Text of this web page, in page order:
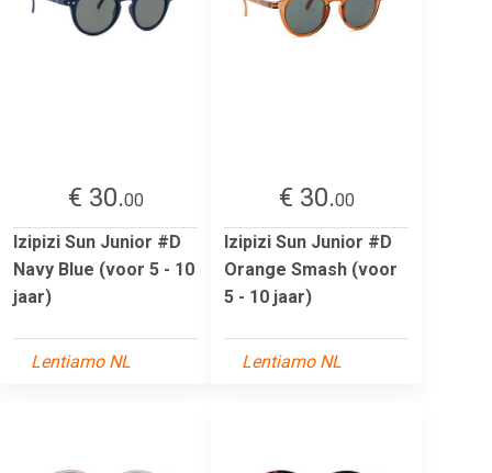
€ 30.00
Izipizi Sun Junior #D
Navy Blue (voor 5 - 10
jaar)
Lentiamo NL
€ 30.00
Izipizi Sun Junior #D
Orange Smash (voor
5 - 10 jaar)
Lentiamo NL